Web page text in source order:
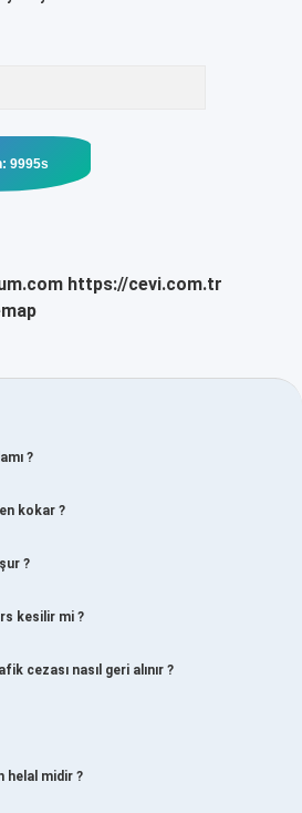
https://cevi.com.tr
?
kokar ?
?
kesilir mi ?
cezası nasıl geri alınır ?
helal midir ?